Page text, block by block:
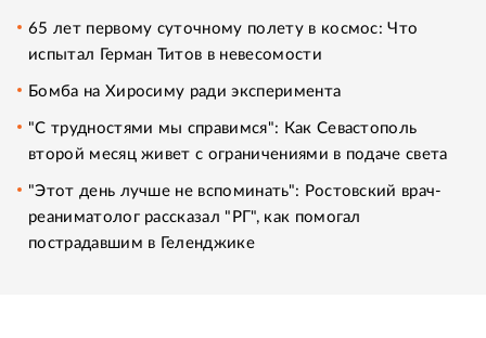
65 лет первому суточному полету в космос: Что
испытал Герман Титов в невесомости
Бомба на Хиросиму ради эксперимента
"С трудностями мы справимся": Как Севастополь
второй месяц живет с ограничениями в подаче света
"Этот день лучше не вспоминать": Ростовский врач-
реаниматолог рассказал "РГ", как помогал
пострадавшим в Геленджике